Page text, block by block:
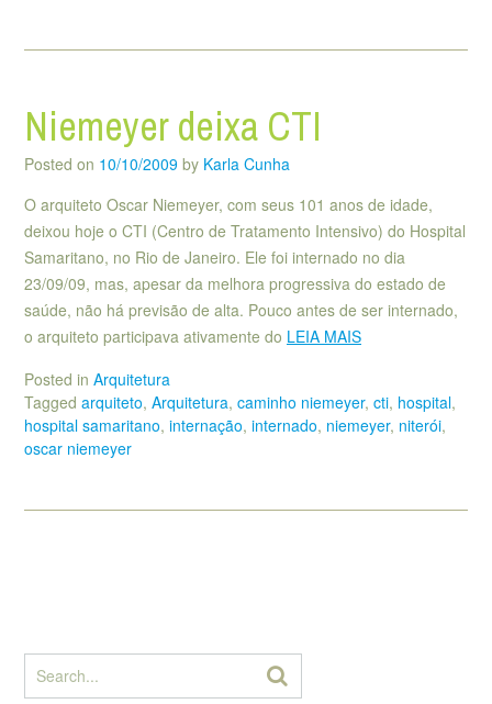
Niemeyer deixa CTI
Posted on 10/10/2009 by Karla Cunha
O arquiteto Oscar Niemeyer, com seus 101 anos de idade,
deixou hoje o CTI (Centro de Tratamento Intensivo) do Hospital
Samaritano, no Rio de Janeiro. Ele foi internado no dia
23/09/09, mas, apesar da melhora progressiva do estado de
saúde, não há previsão de alta. Pouco antes de ser internado,
o arquiteto participava ativamente do LEIA MAIS
Posted in Arquitetura
Tagged arquiteto, Arquitetura, caminho niemeyer, cti, hospital,
hospital samaritano, internação, internado, niemeyer, niterói,
oscar niemeyer